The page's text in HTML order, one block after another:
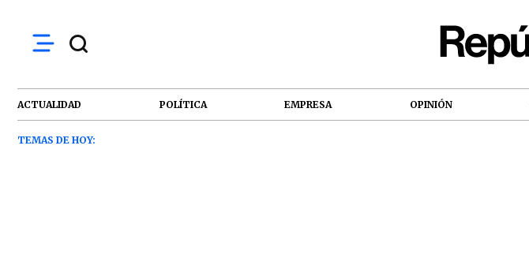
ACTUALIDAD POLÍTICA EMPRESA OPINIÓN
TEMAS DE HOY: